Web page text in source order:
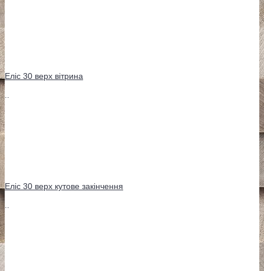
Еліс 30 верх вітрина
..
Еліс 30 верх кутове закінчення